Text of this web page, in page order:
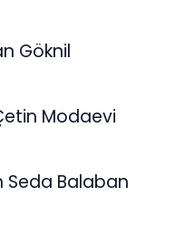
Göknil
Modaevi
Seda Balaban